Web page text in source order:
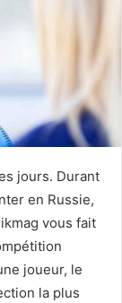
jours. Durant
en Russie,
vous fait
joueur, le
la plus